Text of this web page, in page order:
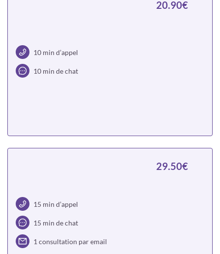
10 min d’appel
10 min de chat
20.90€
15 min d’appel
15 min de chat
1 consultation par email
29.50€